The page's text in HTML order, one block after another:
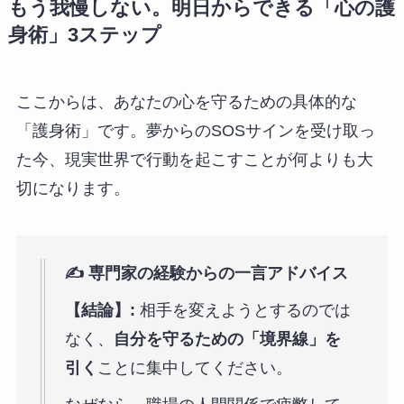
もう我慢しない。明日からできる「心の護
身術」3ステップ
ここからは、あなたの心を守るための具体的な
「護身術」です。夢からのSOSサインを受け取っ
た今、現実世界で行動を起こすことが何よりも大
切になります。
✍️ 専門家の経験からの一言アドバイス
【結論】: 相手を変えようとするのでは
なく、
自分を守るための「境界線」を
引く ことに集中してください。